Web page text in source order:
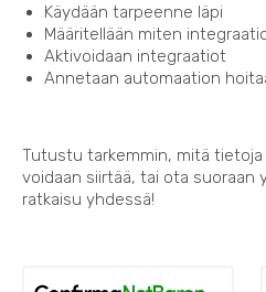
Käydään tarpeenne läpi
Määritellään miten
Aktivoidaan integraatiot
Annetaan automaation
Tutustu tarkemmin, mitä tietoja
voidaan siirtää, tai ota
ratkaisu yhdessä!